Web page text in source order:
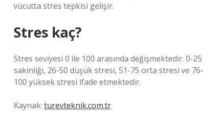
vücutta stres tepkisi gelişir.
Stres kaç?
Stres seviyesi 0 ile 100 arasında değişmektedir. 0-25
sakinliği, 26-50 düşük stresi, 51-75 orta stresi ve 76-
100 yüksek stresi ifade etmektedir.
Kaynak: turevteknik.com.tr